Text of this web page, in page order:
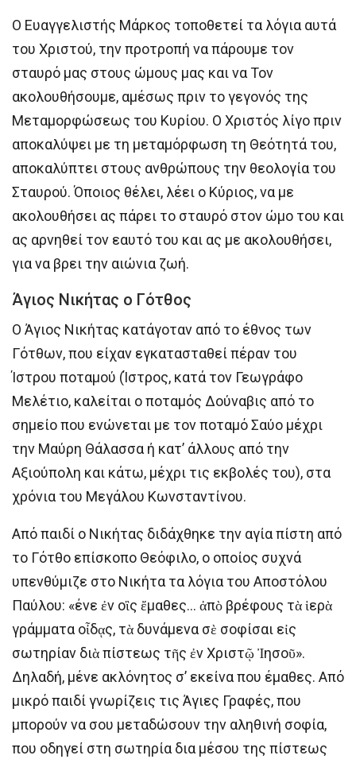
Ο Ευαγγελιστής Μάρκος τοποθετεί τα λόγια αυτά
του Χριστού, την προτροπή να πάρουμε τον
σταυρό μας στους ώμους μας και να Τον
ακολουθήσουμε, αμέσως πριν το γεγονός της
Μεταμορφώσεως του Κυρίου. Ο Χριστός λίγο πριν
αποκαλύψει με τη μεταμόρφωση τη Θεότητά του,
αποκαλύπτει στους ανθρώπους την θεολογία του
Σταυρού. Όποιος θέλει, λέει ο Κύριος, να με
ακολουθήσει ας πάρει το σταυρό στον ώμο του και
ας αρνηθεί τον εαυτό του και ας με ακολουθήσει,
για να βρει την αιώνια ζωή.
Άγιος Νικήτας ο Γότθος
Ο Άγιος Νικήτας κατάγοταν από το έθνος των
Γότθων, που είχαν εγκατασταθεί πέραν του
Ίστρου ποταμού (Ίστρος, κατά τον Γεωγράφο
Mελέτιο, καλείται ο ποταμός Δούναβις από το
σημείο που ενώνεται με τον ποταμό Σαύο μέχρι
την Μαύρη Θάλασσα ή κατ’ άλλους από την
Aξιούπολη και κάτω, μέχρι τις εκβολές του), στα
χρόνια του Μεγάλου Κωνσταντίνου.
Από παιδί ο Νικήτας διδάχθηκε την αγία πίστη από
το Γότθο επίσκοπο Θεόφιλο, ο οποίος συχνά
υπενθύμιζε στο Νικήτα τα λόγια του Αποστόλου
Παύλου: «ένε ἐν οἲς ἔμαθες… ἀπὸ βρέφους τὰ ἱερὰ
γράμματα οἶδᾳς, τὰ δυνάμενα σὲ σοφίσαι εἰς
σωτηρίαν διὰ πίστεως τῆς ἐν Χριστῷ Ἰησοῦ».
Δηλαδή, μένε ακλόνητος σ’ εκείνα που έμαθες. Από
μικρό παιδί γνωρίζεις τις Άγιες Γραφές, που
μπορούν να σου μεταδώσουν την αληθινή σοφία,
που οδηγεί στη σωτηρία δια μέσου της πίστεως